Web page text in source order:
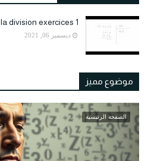
la division exercices 1.
ديسمبر 06, 2021
موضوع مميز
الصفحة الرئيسية